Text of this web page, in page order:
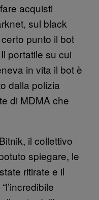
acquisti
sul black
punto il bot
portatile su cui
in vita il bot è
dalla polizia
di MDMA che
il collettivo
spiegare, le
ritirate e il